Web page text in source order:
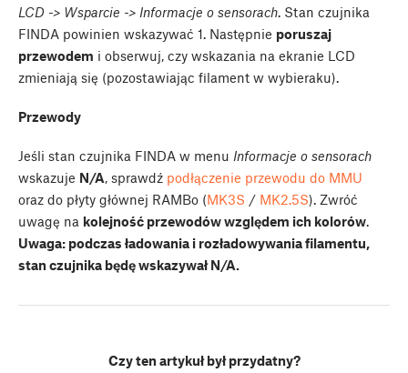
LCD -> Wsparcie -> Informacje o sensorach. Stan czujnika
FINDA powinien wskazywać 1. Następnie poruszaj
przewodem i obserwuj, czy wskazania na ekranie LCD
zmieniają się (pozostawiając filament w wybieraku).
Przewody
Jeśli stan czujnika FINDA w menu Informacje o sensorach
wskazuje N/A , sprawdź podłączenie przewodu do MMU
oraz do płyty głównej RAMBo (MK3S / MK2.5S). Zwróć
uwagę na kolejność przewodów względem ich kolorów
Uwaga: podczas ładowania i rozładowywania filamentu,
stan czujnika będę wskazywał N/A.
Czy ten artykuł był przydatny?